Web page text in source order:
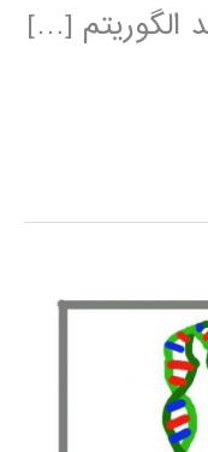
الگوریتم […]